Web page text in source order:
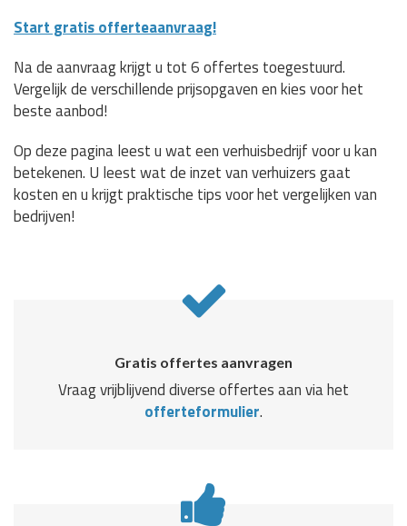
Start gratis offerteaanvraag!
Na de aanvraag krijgt u tot 6 offertes toegestuurd.
Vergelijk de verschillende prijsopgaven en kies voor het
beste aanbod!
Op deze pagina leest u wat een verhuisbedrijf voor u kan
betekenen. U leest wat de inzet van verhuizers gaat
kosten en u krijgt praktische tips voor het vergelijken van
bedrijven!
Gratis offertes aanvragen
Vraag vrijblijvend diverse offertes aan via het
offerteformulier.